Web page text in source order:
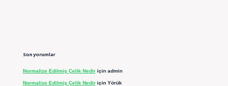
Son yorumlar
Normalize Edilmiş Çelik Nediriçin admin
Normalize Edilmiş Çelik Nediriçin Yörük